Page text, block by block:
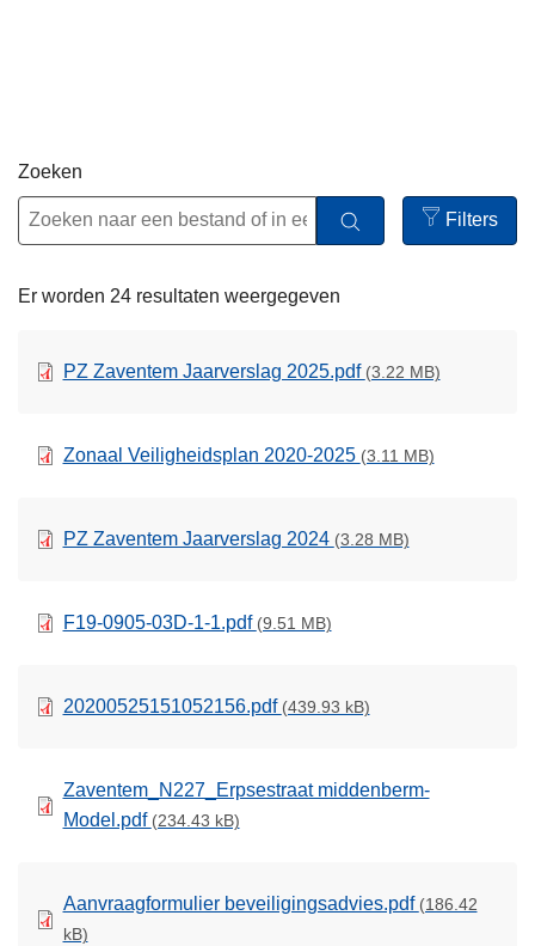
Zoeken
Filters
Open
Er worden 24 resultaten weergegeven
PZ Zaventem Jaarverslag 2025.pdf (3.22 MB)
Zonaal Veiligheidsplan 2020-2025 (3.11 MB)
PZ Zaventem Jaarverslag 2024 (3.28 MB)
F19-0905-03D-1-1.pdf (9.51 MB)
20200525151052156.pdf (439.93 kB)
Zaventem_N227_Erpsestraat middenberm-
Model.pdf (234.43 kB)
Aanvraagformulier beveiligingsadvies.pdf (186.42
kB)